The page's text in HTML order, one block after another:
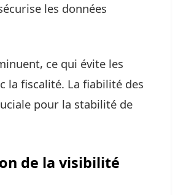
les données
ce qui évite les
la fiscalité. La fiabilité des
pour la stabilité de
de la visibilité